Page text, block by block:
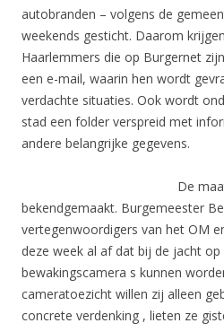
autobranden – volgens de
weekends gesticht. Daarom
Haarlemmers die op Burgernet
een e-mail, waarin hen wordt
verdachte situaties. Ook wordt
stad een folder verspreid met
andere belangrijke gegevens.
De
bekendgemaakt. Burgemeester
vertegenwoordigers van het OM
deze week al af dat bij de jacht
bewakingscamera s kunnen
cameratoezicht willen zij alleen
concrete verdenking , lieten ze